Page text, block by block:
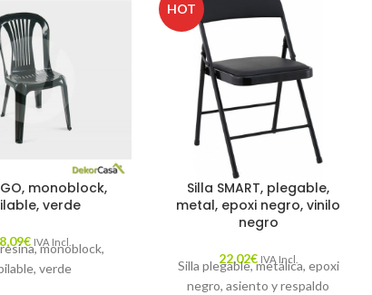
monoblock,
verde
€ IVA Incl.
monoblock,
verde
HOT
Silla SMART, plegable,
metal, epoxi negro, vinilo
negro
22,02€ IVA Incl.
Silla plegable, metálica, epoxi
negro, asiento y respaldo